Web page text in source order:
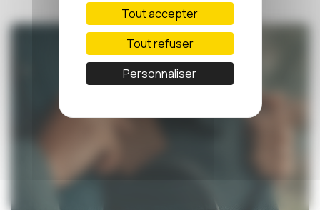
Tout accepter
Tout refuser
Personnaliser